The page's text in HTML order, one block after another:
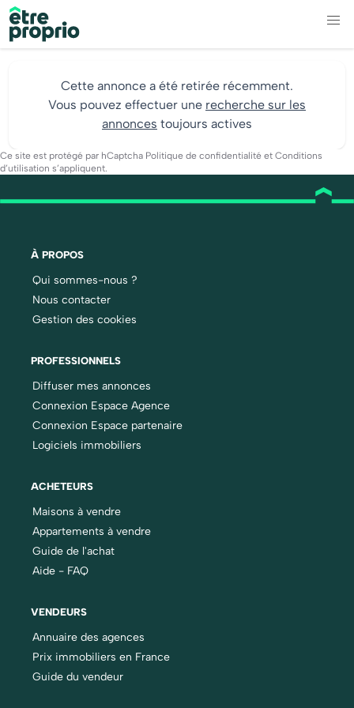
Cette annonce a été retirée récemment.
Vous pouvez effectuer une recherche sur les
annonces toujours actives
Ce site est protégé par hCaptcha Politique de confidentialité et Conditions
d’utilisation s’appliquent.
À PROPOS
Qui sommes-nous ?
Nous contacter
Gestion des cookies
PROFESSIONNELS
Diffuser mes annonces
Connexion Espace Agence
Connexion Espace partenaire
Logiciels immobiliers
ACHETEURS
Maisons à vendre
Appartements à vendre
Guide de l'achat
Aide - FAQ
VENDEURS
Annuaire des agences
Prix immobiliers en France
Guide du vendeur